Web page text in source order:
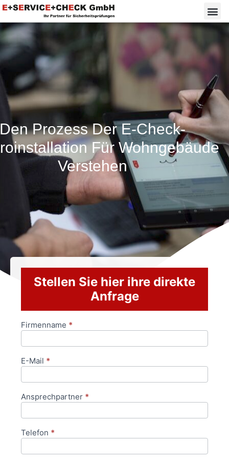
Prozess Der E-Check-
Für Wohngebäude
Verstehen
Stellen Sie hier ihre direkte
Anfrage
Anfrageformular
Firmenname *
E-Mail *
Ansprechpartner *
Telefon *